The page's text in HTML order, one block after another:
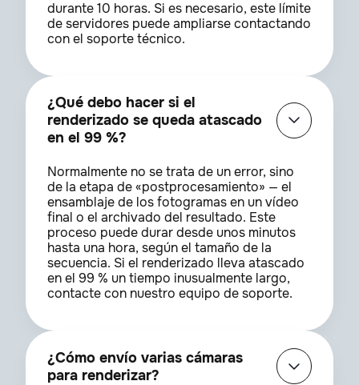
durante 10 horas. Si es necesario, este límite
de servidores puede ampliarse contactando
con el soporte técnico.
¿Qué debo hacer si el
renderizado se queda atascado
en el 99 %?
Normalmente no se trata de un error, sino
de la etapa de «postprocesamiento» — el
ensamblaje de los fotogramas en un vídeo
final o el archivado del resultado. Este
proceso puede durar desde unos minutos
hasta una hora, según el tamaño de la
secuencia. Si el renderizado lleva atascado
en el 99 % un tiempo inusualmente largo,
contacte con nuestro equipo de soporte.
¿Cómo envío varias cámaras
para renderizar?